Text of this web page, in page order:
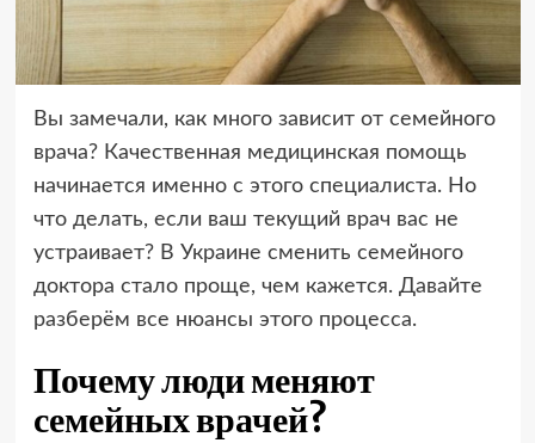
Вы замечали, как много зависит от семейного
врача? Качественная медицинская помощь
начинается именно с этого специалиста. Но
что делать, если ваш текущий врач вас не
устраивает? В Украине сменить семейного
доктора стало проще, чем кажется. Давайте
разберём все нюансы этого процесса.
Почему люди меняют
семейных врачей?